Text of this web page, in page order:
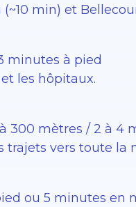
min) et
minutes à pied
les hôpitaux.
300 mètres / 2 à 4
vers toute la
ou 5 minutes en